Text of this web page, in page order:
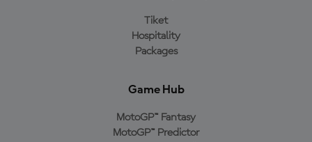
Tiket
Hospitality
Packages
Game Hub
MotoGP™ Fantasy
MotoGP™ Predictor